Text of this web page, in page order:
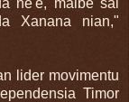
Xanana nian,"
lider movimentu
Timor